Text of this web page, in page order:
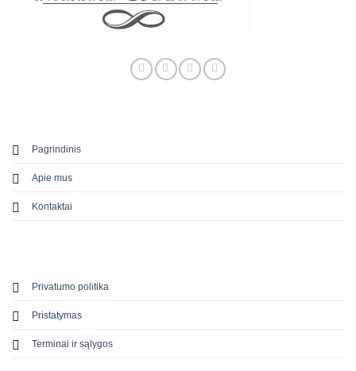
Pagrindinis
Apie mus
Kontaktai
Privatumo politika
Pristatymas
Terminai ir sąlygos